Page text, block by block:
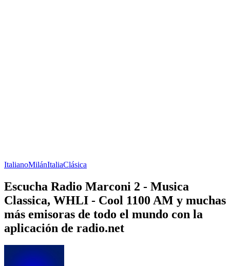
ItalianoMilánItaliaClásica
Escucha Radio Marconi 2 - Musica
Classica, WHLI - Cool 1100 AM y muchas
más emisoras de todo el mundo con la
aplicación de radio.net